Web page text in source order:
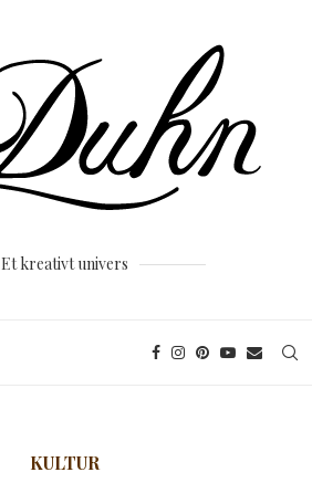
Et kreativt univers
KULTUR